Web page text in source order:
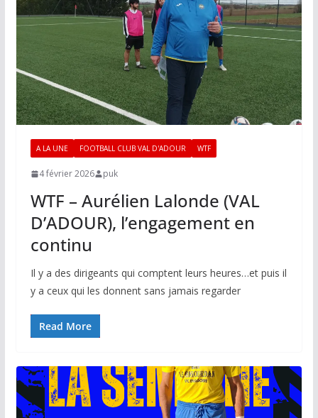
A LA UNE FOOTBALL CLUB VAL D'ADOUR WTF
4 février 2026 puk
WTF – Aurélien Lalonde (VAL
D’ADOUR), l’engagement en
continu
Il y a des dirigeants qui comptent leurs heures…et puis il
y a ceux qui les donnent sans jamais regarder
Read More